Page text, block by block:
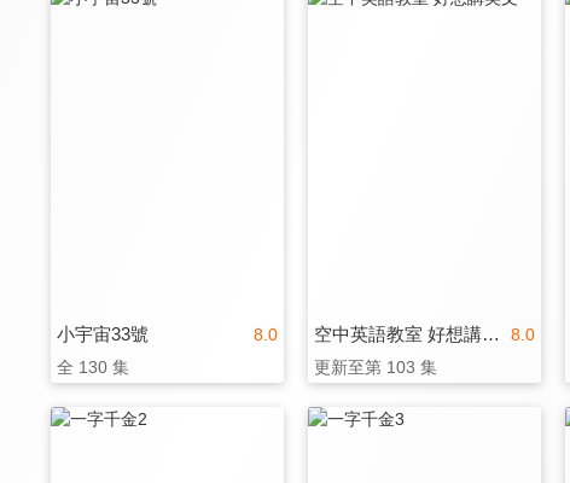
8.0
小宇宙33號
全 130 集
8.0
空中英語教室 好想講英文
更新至第 103 集